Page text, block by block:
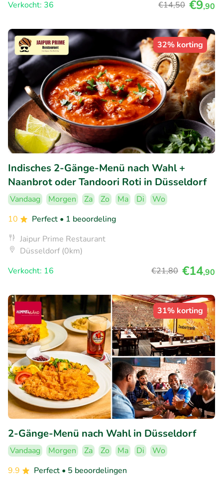
Verkocht: 36
€14,50 €9,90
32% korting
Indisches 2-Gänge-Menü nach Wahl +
Naanbrot oder Tandoori Roti in Düsseldorf
Vandaag Morgen Za Zo Ma Di
Wo
10
Perfect • 1 beoordeling
Jaipur Prime Restaurant
Düsseldorf (0km)
Verkocht: 16
€21,80 €14,90
31% korting
2-Gänge-Menü nach Wahl in Düsseldorf
Vandaag Morgen Za Zo Ma Di
Wo
9.9
Perfect • 5 beoordelingen